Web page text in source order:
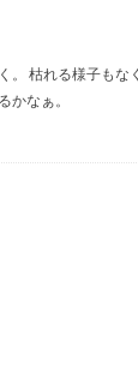
。 枯れる様子もな
かなぁ。